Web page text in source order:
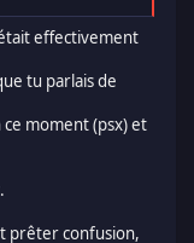
effectivement
tu parlais de
ce moment (psx) et
prêter confusion,